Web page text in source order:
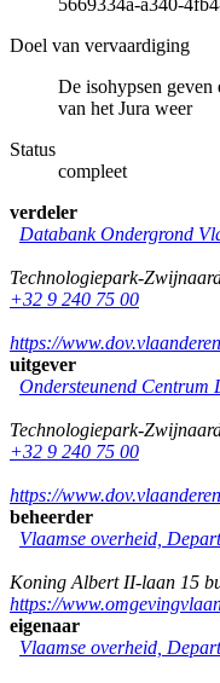
Doel van vervaardiging
De isohypsen geven
van het Jura weer
Status
compleet
verdeler
Databank Ondergrond
Technologiepark-
+32 9 240 75 00
https://
uitgever
Ondersteunend Centrum
Technologiepark-
+32 9 240 75 00
https://
beheerder
Vlaamse overheid,
Koning Albert II-laan 15
https://
eigenaar
Vlaamse overheid,